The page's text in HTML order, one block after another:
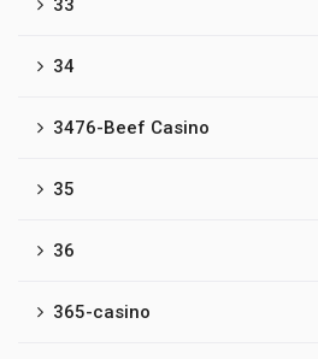
33
34
3476-Beef Casino
35
36
365-casino